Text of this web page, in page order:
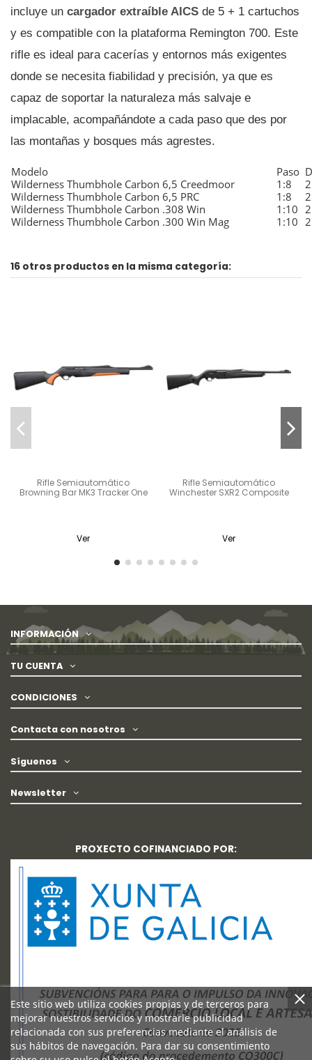
incluye un cargador extraíble AICS de 5 + 1 cartuchos
y es compatible con la plataforma Remington 700. Este
rifle es ideal para cacerías y entornos más exigentes
donde se necesita fiabilidad y precisión, ya que es
capaz de soportar la naturaleza más salvaje e
implacable, acompañándote a cada paso que des por
las montañas y bosques más agrestes.
Modelo Paso
Wilderness Thumbhole Carbon 6,5 Creedmoor
1:8
Wilderness Thumbhole Carbon 6,5 PRC
1:8
Wilderness Thumbhole Carbon .308 Win
1:10
Wilderness Thumbhole Carbon .300 Win Mag
1:10
16 otros productos en la misma categoría:
Rifle Semiautomático
Browning Bar MK3 Tracker One
Ver
Rifle Semiautomático
Winchester SXR2 Composite
Ver
INFORMACIÓN
TU CUENTA
CONDICIONES
Contacta con nosotros
Este sitio web utiliza cookies propias y de terceros para
mejorar nuestros servicios y mostrarle publicidad
relacionada con sus preferencias mediante el análisis de
sus hábitos de navegación. Para dar su consentimiento
Síguenos
Newsletter
PROXECTO COFINANCIADO POR: